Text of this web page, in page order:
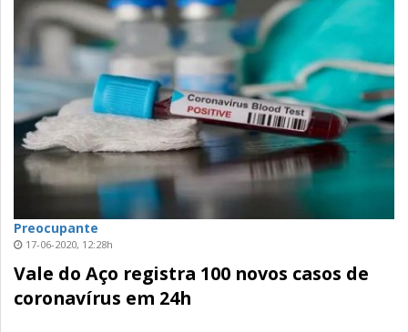
Preocupante
17-06-2020, 12:28h
Vale do Aço registra 100 novos casos de
coronavírus em 24h